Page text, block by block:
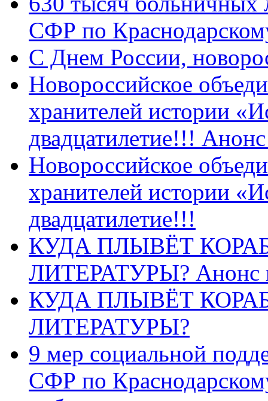
СФР по
C Днем России,
Новороссийское
хранителей истории
двадцатилетие!!!
Новороссийское
хранителей истории
двадцатилетие!!!
КУДА ПЛЫВЁТ
ЛИТЕРАТУРЫ? Анонс
КУДА ПЛЫВЁТ
ЛИТЕРАТУРЫ?
9 мер социальной
СФР по